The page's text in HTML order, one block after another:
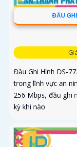
ĐẦU
Đầu Ghi Hình DS-
trong lĩnh vực an
256 Mbps, đầu ghi
kỳ khi nào